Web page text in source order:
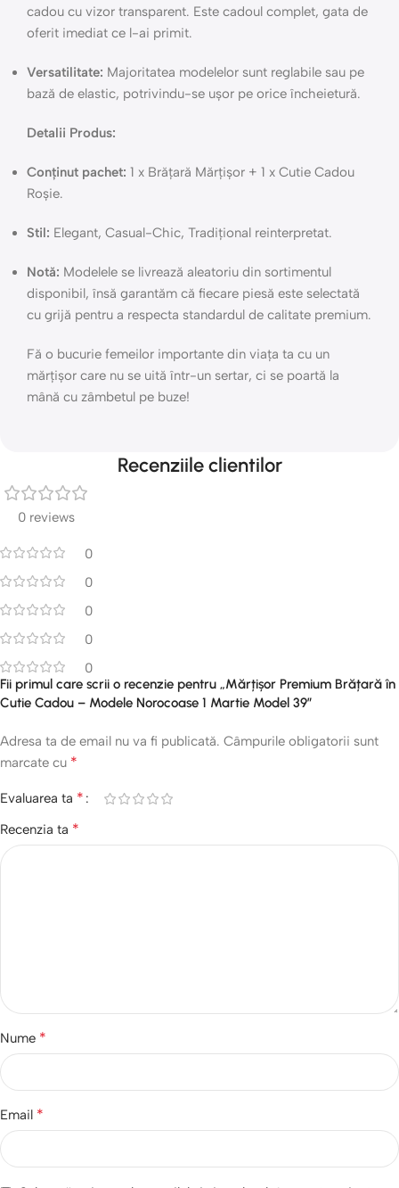
cadou cu vizor transparent. Este cadoul complet, gata de
oferit imediat ce l-ai primit.
Versatilitate: Majoritatea modelelor sunt reglabile sau pe
bază de elastic, potrivindu-se ușor pe orice încheietură.
Detalii Produs:
Conținut pachet: 1 x Brățară Mărțișor + 1 x Cutie Cadou
Roșie.
Stil: Elegant, Casual-Chic, Tradițional reinterpretat.
Notă: Modelele se livrează aleatoriu din sortimentul
disponibil, însă garantăm că fiecare piesă este selectată
cu grijă pentru a respecta standardul de calitate premium.
Fă o bucurie femeilor importante din viața ta cu un
mărțișor care nu se uită într-un sertar, ci se poartă la
mână cu zâmbetul pe buze!
Recenziile clientilor
0 reviews
0
0
0
0
0
Fii primul care scrii o recenzie pentru „Mărțișor Premium Brățară în
Cutie Cadou – Modele Norocoase 1 Martie Model 39”
Adresa ta de email nu va fi publicată. Câmpurile obligatorii sunt
marcate cu *
Evaluarea ta *
Recenzia ta *
Nume *
Email *